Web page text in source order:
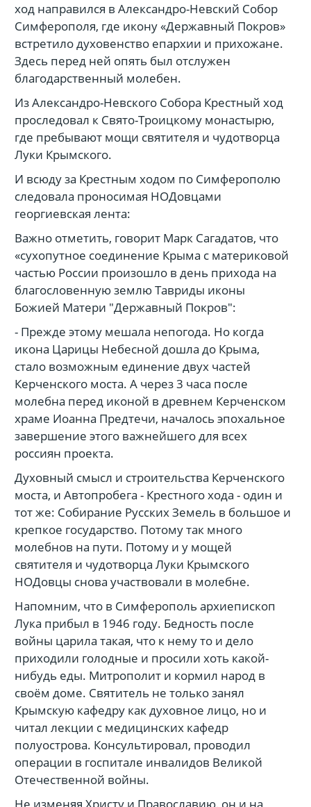
ход направился в Александро-Невский Собор
Симферополя, где икону «Державный Покров»
встретило духовенство епархии и прихожане.
Здесь перед ней опять был отслужен
благодарственный молебен.
Из Александро-Невского Собора Крестный ход
проследовал к Свято-Троицкому монастырю,
где пребывают мощи святителя и чудотворца
Луки Крымского.
И всюду за Крестным ходом по Симферополю
следовала проносимая НОДовцами
георгиевская лента:
Важно отметить, говорит Марк Сагадатов, что
«сухопутное соединение Крыма с материковой
частью России произошло в день прихода на
благословенную землю Тавриды иконы
Божией Матери "Державный Покров":
- Прежде этому мешала непогода. Но когда
икона Царицы Небесной дошла до Крыма,
стало возможным единение двух частей
Керченского моста. А через 3 часа после
молебна перед иконой в древнем Керченском
храме Иоанна Предтечи, началось эпохальное
завершение этого важнейшего для всех
россиян проекта.
Духовный смысл и строительства Керченского
моста, и Автопробега - Крестного хода - один и
тот же: Собирание Русских Земель в большое и
крепкое государство. Потому так много
молебнов на пути. Потому и у мощей
святителя и чудотворца Луки Крымского
НОДовцы снова участвовали в молебне.
Напомним, что в Симферополь архиепископ
Лука прибыл в 1946 году. Бедность после
войны царила такая, что к нему то и дело
приходили голодные и просили хоть какой-
нибудь еды. Митрополит и кормил народ в
своём доме. Святитель не только занял
Крымскую кафедру как духовное лицо, но и
читал лекции с медицинских кафедр
полуострова. Консультировал, проводил
операции в госпитале инвалидов Великой
Отечественной войны.